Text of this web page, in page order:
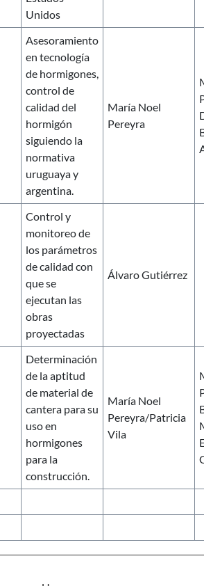
Unidos
Asesoramiento
en tecnología
de hormigones,
control de
calidad del
hormigón
siguiendo la
normativa
uruguaya y
argentina.
María Noel
Pereyra
Control y
monitoreo de
los parámetros
de calidad con
que se
ejecutan las
obras
proyectadas
Álvaro Gutiérrez
Determinación
de la aptitud
de material de
cantera para su
uso en
hormigones
para la
construcción.
María Noel
Pereyra/Patricia
Vila